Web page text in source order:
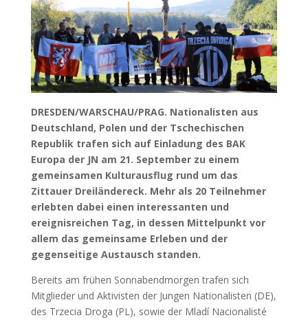
DRESDEN/WARSCHAU/PRAG. Nationalisten aus
Deutschland, Polen und der Tschechischen
Republik trafen sich auf Einladung des BAK
Europa der JN am 21. September zu einem
gemeinsamen Kulturausflug rund um das
Zittauer Dreiländereck. Mehr als 20 Teilnehmer
erlebten dabei einen interessanten und
ereignisreichen Tag, in dessen Mittelpunkt vor
allem das gemeinsame Erleben und der
gegenseitige Austausch standen.
Bereits am frühen Sonnabendmorgen trafen sich
Mitglieder und Aktivisten der Jungen Nationalisten (DE),
des Trzecia Droga (PL), sowie der Mladí Nacionalisté